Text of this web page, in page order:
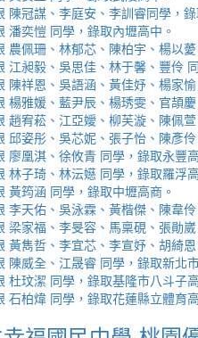
陳冠謀、李庭安、李訓睿同學，
奕愷 同學，錄取內壢高中。
農佩珊、林郁芯、陳柏宇、楊以
江昶毅、吳思佳、林于馨、豐伶
陳祥恩、吳語涵、黃佳妤、楊家
楊雅媛、藍尹辰、楊琇雯、官頡
趙宥菘、江亞嬡、柳芙漩、陳佩
邱姿彤、吳芯妮、張子怡、陳彥
廖凰淇、徐攸青 同學，錄取永豐
林子琦、林沄嬨 同學，錄取羅浮
筠涵 同學，錄取中壢高商。
李天佑、吳泳霖、黃楷傑、陳韋
梁家福、李旻容、馬稟硯、張勛
黃雋哲、李宜芯、李宣妤、胡綺
陳威全、江晟睿 同學，錄取新北
杜玟潔 同學，錄取基隆市八斗子
石柏煒 同學，錄取花蓮縣立體育